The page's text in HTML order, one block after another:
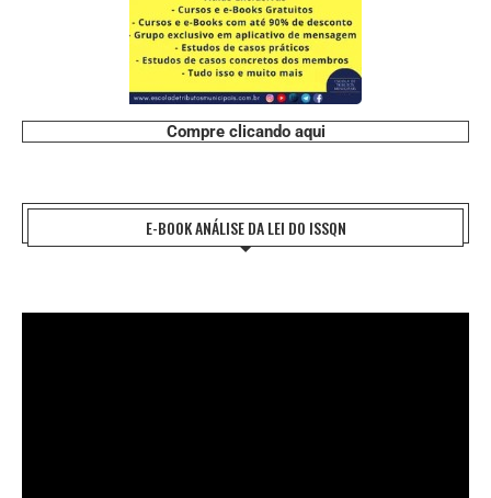
Compre clicando aqui
E-BOOK ANÁLISE DA LEI DO ISSQN